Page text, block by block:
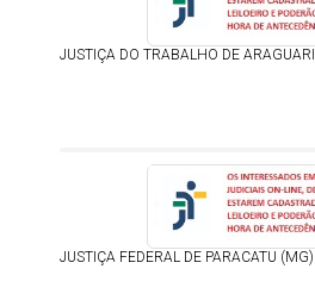
JUSTIÇA DO TRABALHO DE ARAGUARI
JUSTIÇA FEDERAL DE PARACATU (MG)